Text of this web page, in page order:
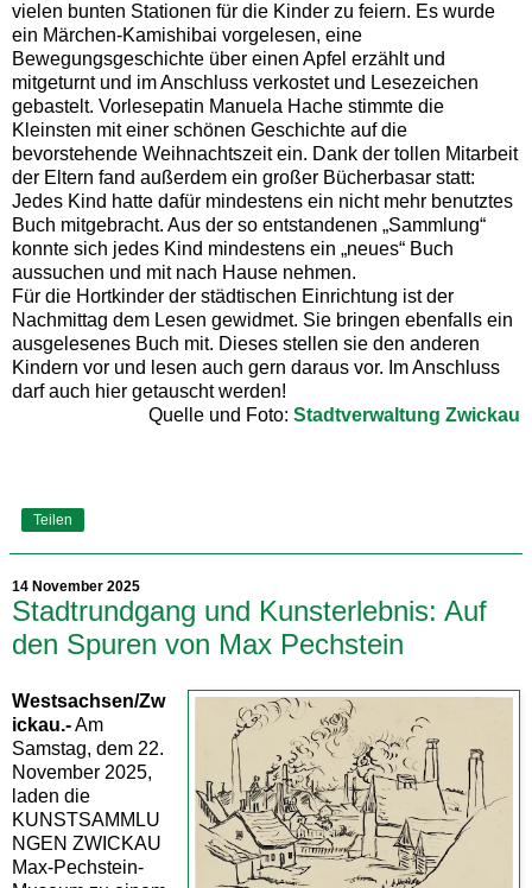
vielen bunten Stationen für die Kinder zu feiern. Es wurde
ein Märchen-Kamishibai vorgelesen, eine
Bewegungsgeschichte über einen Apfel erzählt und
mitgeturnt und im Anschluss verkostet und Lesezeichen
gebastelt. Vorlesepatin Manuela Hache stimmte die
Kleinsten mit einer schönen Geschichte auf die
bevorstehende Weihnachtszeit ein. Dank der tollen Mitarbeit
der Eltern fand außerdem ein großer Bücherbasar statt:
Jedes Kind hatte dafür mindestens ein nicht mehr benutztes
Buch mitgebracht. Aus der so entstandenen „Sammlung“
konnte sich jedes Kind mindestens ein „neues“ Buch
aussuchen und mit nach Hause nehmen.
Für die Hortkinder der städtischen Einrichtung ist der
Nachmittag dem Lesen gewidmet. Sie bringen ebenfalls ein
ausgelesenes Buch mit. Dieses stellen sie den anderen
Kindern vor und lesen auch gern daraus vor. Im Anschluss
darf auch hier getauscht werden!
Quelle und Foto: Stadtverwaltung Zwickau
Teilen
14 November 2025
Stadtrundgang und Kunsterlebnis: Auf
den Spuren von Max Pechstein
Westsachsen/Zw
ickau.-Am
Samstag, dem 22.
November 2025,
laden die
KUNSTSAMMLU
NGEN ZWICKAU
Max-Pechstein-